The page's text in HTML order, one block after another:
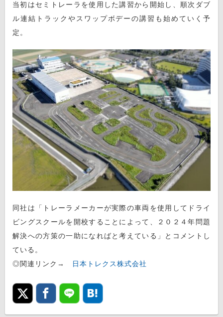
当初はセミトレーラを使用した講習から開始し、順次ダブ
ル連結トラックやスワップボデーの講習も始めていく予
定。
同社は「トレーラメーカーが実際の車両を使用してドライ
ビングスクールを開校することによって、２０２４年問題
解決への方策の一助になればと考えている」とコメントし
ている。
◎関連リンク→
日本トレクス株式会社